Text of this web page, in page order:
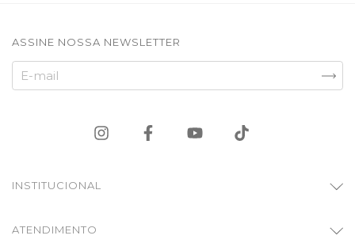
ASSINE NOSSA NEWSLETTER
INSTITUCIONAL
ATENDIMENTO